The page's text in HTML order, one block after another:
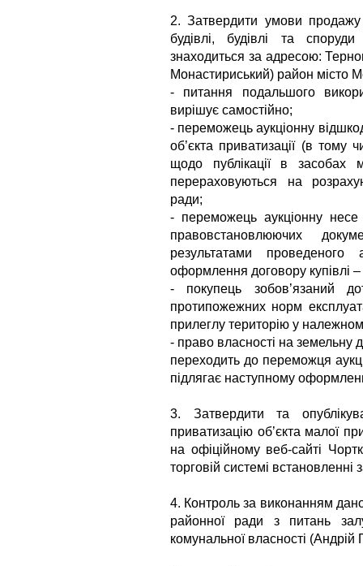
2. Затвердити умови продажу
будівлі, будівлі та
знаходиться за адресою:
Монастириський) район місто
- питання подальшого
вирішує самостійно;
- переможець аукціонну
об’єкта приватизації (в тому
щодо публікації в засобах
перераховуються на
ради;
- переможець аукціонну несе
правовстановлюючих
результатами
оформлення договору купівлі
- покупець зобов’язаний
протипожежних норм
прилеглу територію у
- право власності на земельну
переходить до переможця
підлягає наступному
3. Затвердити та
приватизацію об’єкта малої
на офіційному веб-сайті
торговій системі
4. Контроль за виконанням
районної ради з питань
комунальної власності